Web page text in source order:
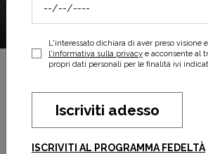
L'interessato dichiara di aver preso visione
l'informativa sulla privacye acconsente al
propri dati personali per le finalità ivi
Iscriviti adesso
ISCRIVITI AL PROGRAMMA FEDELTÀ